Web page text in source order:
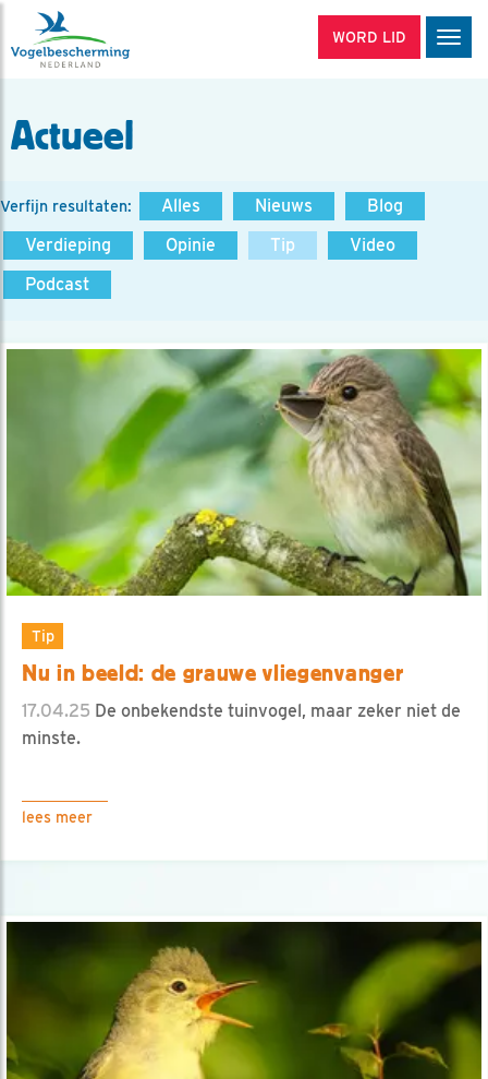
WORD LID
Actueel
Verfijn resultaten: Alles Nieuws
Blog
Verdieping
Opinie Tip
Video
Podcast
Tip
Nu in beeld: de grauwe vliegenvanger
17.04.25 De onbekendste tuinvogel, maar zeker niet de
minste.
lees meer